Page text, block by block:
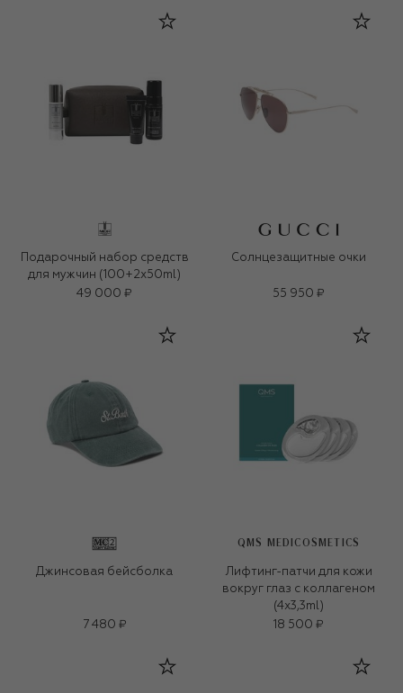
Подарочный набор средств
для мужчин (100+2x50ml)
49 000 ₽
Солнцезащитные очки
55 950 ₽
Джинсовая бейсболка
7 480 ₽
QMS MEDICOSMETICS
Лифтинг-патчи для кожи
вокруг глаз с коллагеном
(4x3,3ml)
18 500 ₽